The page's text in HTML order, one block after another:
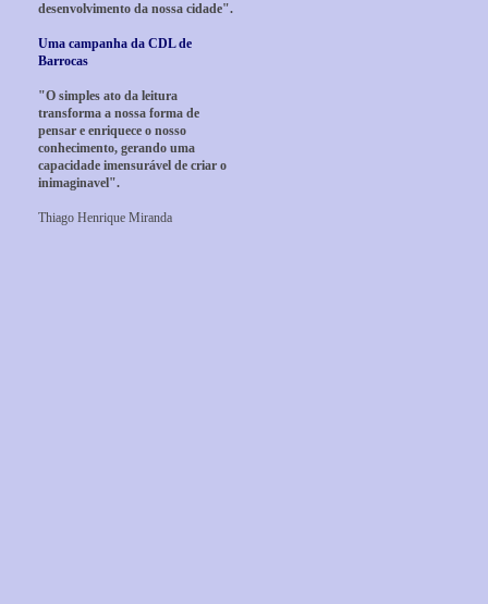
desenvolvimento da nossa cidade".
Uma campanha da CDL de
Barrocas
"O simples ato da leitura
transforma a nossa forma de
pensar e enriquece o nosso
conhecimento, gerando uma
capacidade imensurável de criar o
inimaginavel".
Thiago Henrique Miranda